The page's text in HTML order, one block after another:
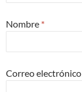
Nombre *
Correo electrónico